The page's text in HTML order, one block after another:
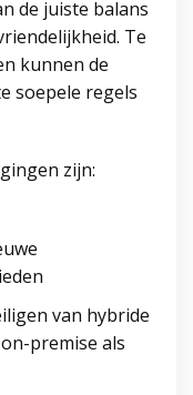
de juiste balans
Te
kunnen de
soepele regels
zijn:
van hybride
premise als